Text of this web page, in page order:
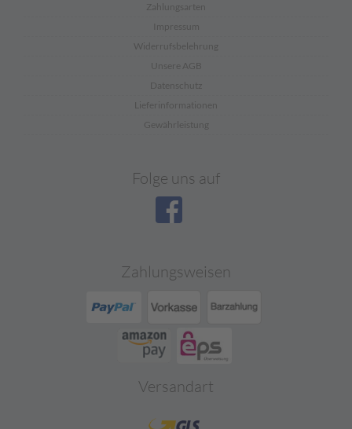
Zahlungsarten
Impressum
Widerrufsbelehrung
Unsere AGB
Datenschutz
Lieferinformationen
Gewährleistung
Folge uns auf
Zahlungsweisen
Versandart